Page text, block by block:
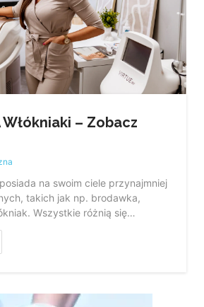
– Zobacz
na swoim ciele przynajmniej
takich jak np. brodawka,
Wszystkie różnią się…